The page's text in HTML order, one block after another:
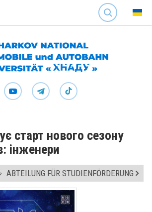
SEARCH
старт нового сезону
інженери
ABTEILUNG FÜR STUDIENFÖRDERUNG